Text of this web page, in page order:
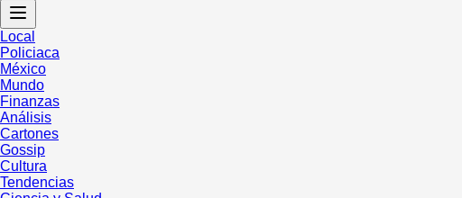
Local
Policiaca
México
Mundo
Finanzas
Análisis
Cartones
Gossip
Cultura
Tendencias